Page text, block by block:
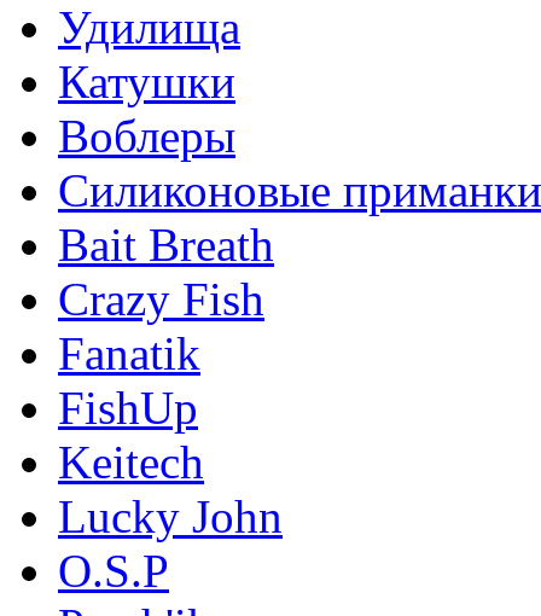
Удилища
Катушки
Воблеры
Силиконовые приманки
Bait Breath
Crazy Fish
Fanatik
FishUp
Keitech
Lucky John
O.S.P